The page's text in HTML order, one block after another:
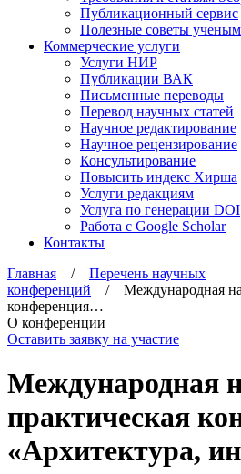
Публикационный сервис
Полезные советы ученым
Коммерческие услуги
Услуги НИР
Публикации ВАК
Письменные переводы
Перевод научных статей
Научное редактирование
Научное рецензирование
Консультирование
Повысить индекс Хирша
Услуги редакциям
Услуга по генерации DOI
Работа с Google Scholar
Контакты
Главная / Перечень научных
конференций / Международная
конференция…
О конференции
Оставить заявку на участие
Международная
практическая
«Архитектура,